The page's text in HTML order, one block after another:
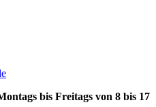
bis Freitags von 8 bis 17